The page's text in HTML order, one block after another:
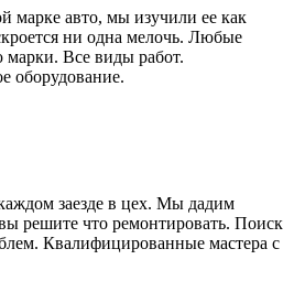
марке авто, мы изучили ее как
ни одна мелочь. Любые
Все виды работ.
оборудование.
заезде в цех. Мы дадим
решите что ремонтировать. Поиск
Квалифицированные мастера с